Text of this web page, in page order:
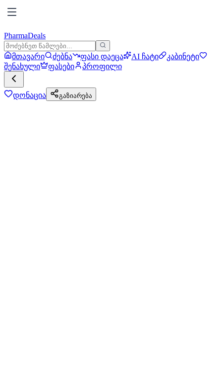
PharmaDeals
მთავარი ძებნა ფასი დაეცა AI ჩატი
კაბინეტი
შენახული
ფასები პროფილი
დონაცია გაზიარება